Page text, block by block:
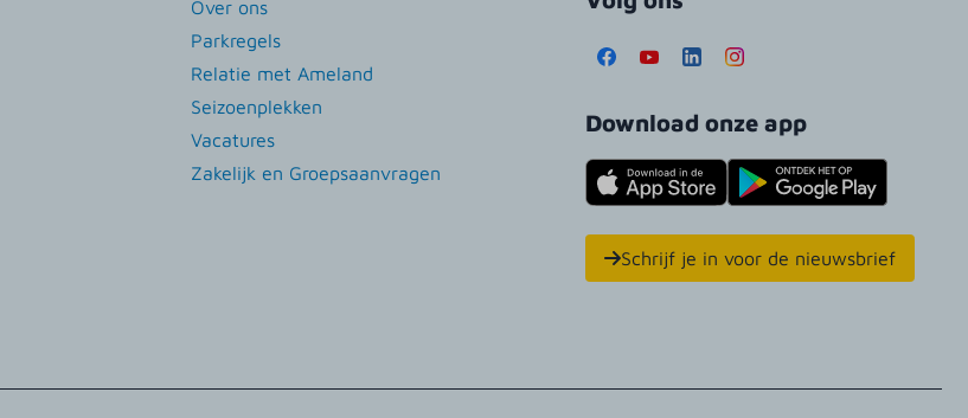
Over ons
Parkregels
Relatie met Ameland
Seizoenplekken
Vacatures
Zakelijk en Groepsaanvragen
Download onze app
Schrijf je in voor de nieuwsbrief